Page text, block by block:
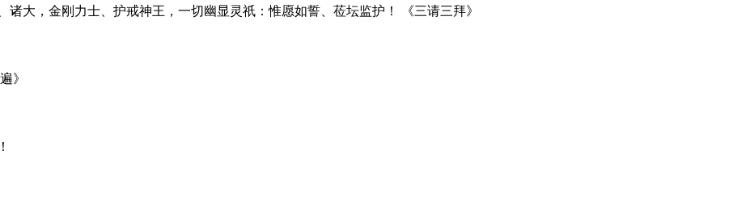
大，金刚力士、护戒神王，一切幽显灵祇：惟愿如誓、莅坛监护！ 《三请三拜》
》